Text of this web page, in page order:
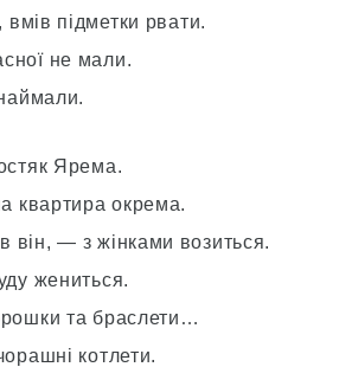
підметки рвати.
не мали.
Ярема.
квартира окрема.
— з жінками возиться.
жениться.
та браслети…
котлети.